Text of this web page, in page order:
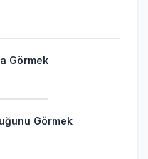
Görmek
Görmek